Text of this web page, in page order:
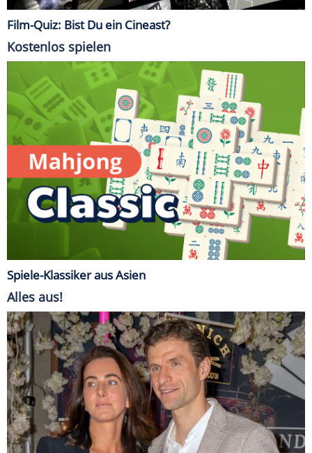
Film-Quiz: Bist Du ein Cineast?
Kostenlos spielen
Spiele-Klassiker aus Asien
Alles aus!